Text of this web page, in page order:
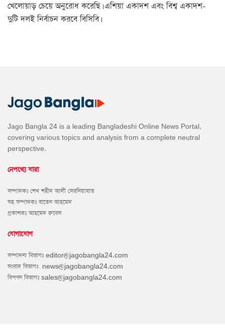
খেলোয়াড় চেয়ে অনুরোধ করেছি। এশিয়া একাদশ এবং বিশ্ব একাদশ-
দুটি দলই নির্বাচন করবে বিসিবি।
Jago Bangla 24 is a leading Bangladeshi Online News Portal,
covering various topics and analysis from a complete neutral
perspective.
নেপথ্যে যারা
সম্পাদকঃ শেখ শহীদ আলী সেরনিয়াবাত
সহ সম্পাদকঃ বাতেন আহমেদ
প্রকাশকঃ আহমেদ রুবেল
যোগাযোগ
সম্পাদনা বিভাগঃ editor@jagobangla24.com
সংবাদ বিভাগঃ news@jagobangla24.com
বিপণন বিভাগঃ sales@jagobangla24.com